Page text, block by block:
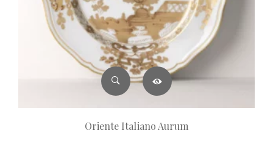
Oriente Italiano Aurum